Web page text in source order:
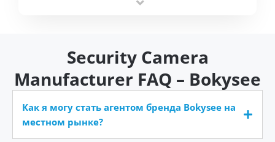
time.
Security Camera
Manufacturer FAQ – Bokysee
Как я могу стать агентом бренда Bokysee на
местном рынке?